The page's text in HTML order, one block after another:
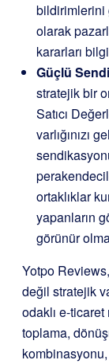
bildirimlerini
olarak
kararları
Güçlü
stratejik bir
Satıcı
varlığınızı
ortaklıklar
yapanların
görünür
Yotpo
değil stratejik
odaklı e-ticaret
toplama,
kombinasyonu,